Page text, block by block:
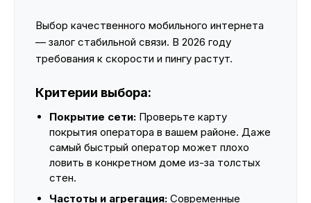
Выбор качественного мобильного интернета
— залог стабильной связи. В 2026 году
требования к скорости и пингу растут.
Критерии выбора:
Покрытие сети: Проверьте карту
покрытия оператора в вашем районе. Даже
самый быстрый оператор может плохо
ловить в конкретном доме из-за толстых
стен.
Частоты и агрегация: Современные